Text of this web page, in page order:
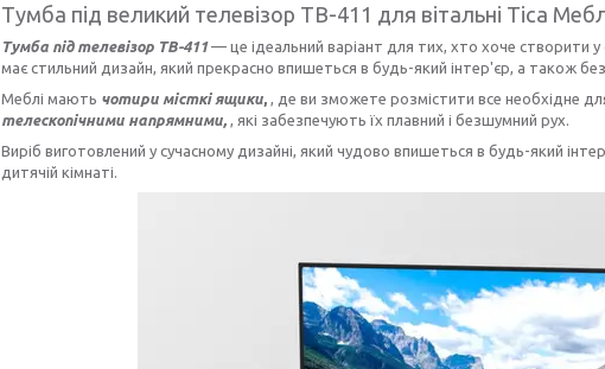
Тумба під великий телевізор ТВ-411 для вітальні Тіса
Тумба під телевізор ТВ-411— це ідеальний варіант для тих, хто хоче створити
має стильний дизайн, який прекрасно впишеться в будь-який інтер'єр, а також
Меблі мають чотири місткі ящики, , де ви зможете розмістити все необхідне
телескопічними напрямними, , які забезпечують їх плавний і безшумний рух.
Виріб виготовлений у сучасному дизайні, який чудово впишеться в будь-який
дитячій кімнаті.